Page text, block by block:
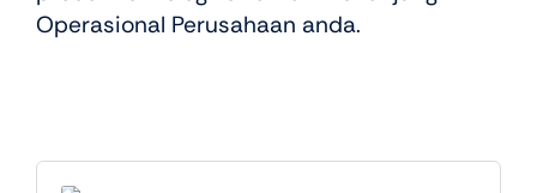
Operasional Perusahaan anda.